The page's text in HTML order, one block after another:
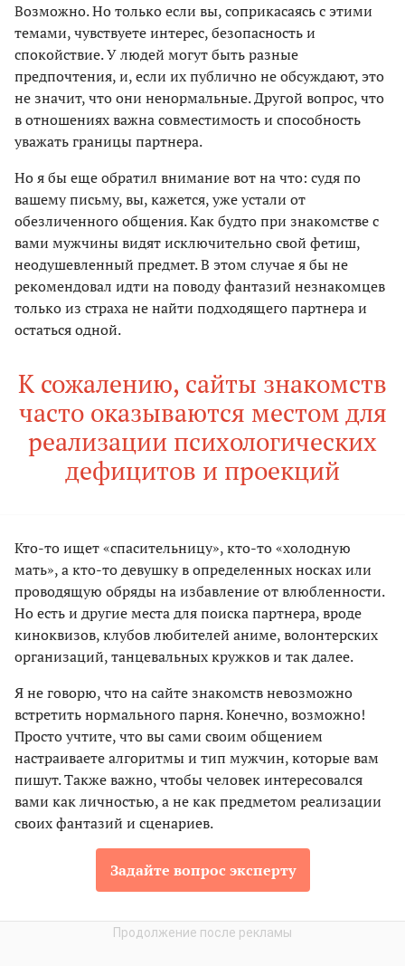
Возможно. Но только если вы, соприкасаясь с этими
темами, чувствуете интерес, безопасность и
спокойствие. У людей могут быть разные
предпочтения, и, если их публично не обсуждают, это
не значит, что они ненормальные. Другой вопрос, что
в отношениях важна совместимость и способность
уважать границы партнера.
Но я бы еще обратил внимание вот на что: судя по
вашему письму, вы, кажется, уже устали от
обезличенного общения. Как будто при знакомстве с
вами мужчины видят исключительно свой фетиш,
неодушевленный предмет. В этом случае я бы не
рекомендовал идти на поводу фантазий незнакомцев
только из страха не найти подходящего партнера и
остаться одной.
К сожалению, сайты знакомств
часто оказываются местом для
реализации психологических
дефицитов и проекций
Кто-то ищет «спасительницу», кто-то «холодную
мать», а кто-то девушку в определенных носках или
проводящую обряды на избавление от влюбленности.
Но есть и другие места для поиска партнера, вроде
киноквизов, клубов любителей аниме, волонтерских
организаций, танцевальных кружков и так далее.
Я не говорю, что на сайте знакомств невозможно
встретить нормального парня. Конечно, возможно!
Просто учтите, что вы сами своим общением
настраиваете алгоритмы и тип мужчин, которые вам
пишут. Также важно, чтобы человек интересовался
вами как личностью, а не как предметом реализации
своих фантазий и сценариев.
Задайте вопрос эксперту